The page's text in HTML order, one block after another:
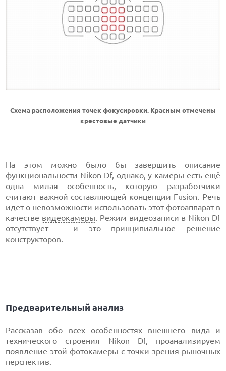
Схема расположения точек фокусировки. Красным отмечены
крестовые датчики
На этом можно было бы завершить описание
функциональности Nikon Df, однако, у камеры есть ещё
одна милая особенность, которую разработчики
считают важной составляющей концепции Fusion. Речь
идет о невозможности использовать этотфотоаппаратв
качестве видеокамеры. Режим видеозаписи в Nikon Df
отсутствует – и это принципиальное решение
конструкторов.
Предварительный анализ
Рассказав обо всех особенностях внешнего вида и
технического строения Nikon Df, проанализируем
появление этой фотокамеры с точки зрения рыночных
перспектив.